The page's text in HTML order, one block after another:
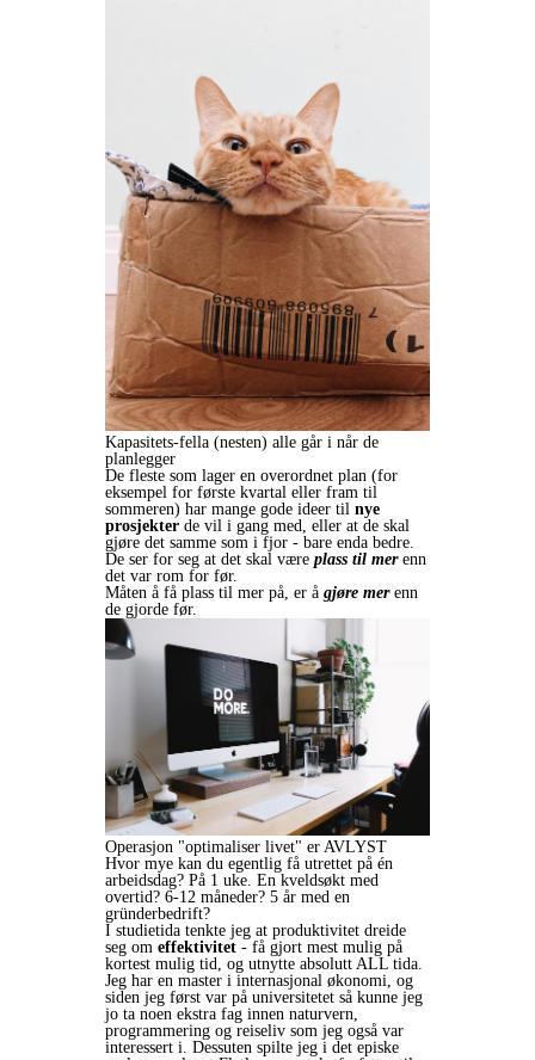
Kapasitets-fella (nesten) alle går i når de
planlegger
De fleste som lager en overordnet plan (for
eksempel for første kvartal eller fram til
sommeren) har mange gode ideer til nye
prosjekter de vil i gang med, eller at de skal
gjøre det samme som i fjor - bare enda bedre.
De ser for seg at det skal være plass til mer enn
det var rom for før.
Måten å få plass til mer på, er å gjøre merenn
de gjorde før.
Operasjon "optimaliser livet" er AVLYST
Hvor mye kan du egentlig få utrettet på én
arbeidsdag? På 1 uke. En kveldsøkt med
overtid? 6-12 måneder? 5 år med en
gründerbedrift?
I studietida tenkte jeg at produktivitet dreide
seg om effektivitet - få gjort mest mulig på
kortest mulig tid, og utnytte absolutt ALL tida.
Jeg har en master i internasjonal økonomi, og
siden jeg først var på universitetet så kunne jeg
jo ta noen ekstra fag innen naturvern,
programmering og reiseliv som jeg også var
interessert i. Dessuten spilte jeg i det episke